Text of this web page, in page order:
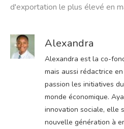
d'exportation le plus élevé en
Alexandra
Alexandra est la co-
mais aussi rédactrice
passion les initiatives
monde économique.
innovation sociale, elle
nouvelle génération à